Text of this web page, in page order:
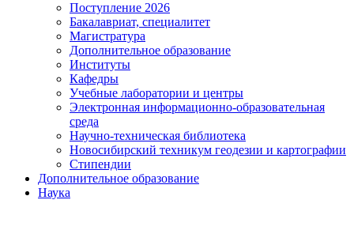
Поступление 2026
Бакалавриат, специалитет
Магистратура
Дополнительное образование
Институты
Кафедры
Учебные лаборатории и центры
Электронная информационно-образовательная
среда
Научно-техническая библиотека
Новосибирский техникум геодезии и картографии
Стипендии
Дополнительное образование
Наука